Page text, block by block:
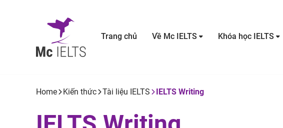
Trang chủ Về Mc IELTS Khóa học IELTS
Home Kiến thức Tài liệu IELTS IELTS Writing